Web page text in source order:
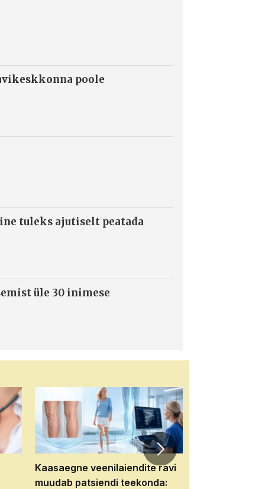
poole
tuleks ajutiselt peatada
üle 30 inimese
Kaasaegne veenilaiendite ravi
muudab patsiendi teekonda: